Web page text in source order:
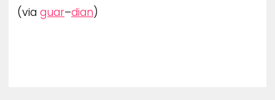
(via guar–dian)